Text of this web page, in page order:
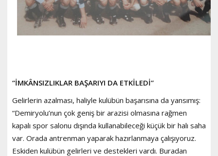
“İMKÂNSIZLIKLAR BAŞARIYI DA ETKİLEDİ”
Gelirlerin azalması, haliyle kulübün başarısına da yansımış:
“Demiryolu’nun çok geniş bir arazisi olmasına rağmen
kapalı spor salonu dışında kullanabileceği küçük bir halı saha
var. Orada antrenman yaparak hazırlanmaya çalışıyoruz.
Eskiden kulübün gelirleri ve destekleri vardı. Buradan